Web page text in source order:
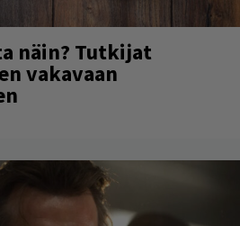
näin? Tutkijat
vakavaan